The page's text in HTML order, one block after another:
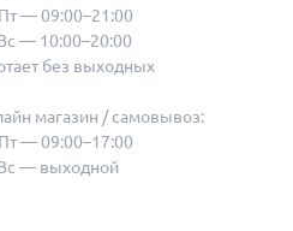
— 09:00–21:00
— 10:00–20:00
без выходных
магазин / самовывоз:
— 09:00–17:00
— выходной